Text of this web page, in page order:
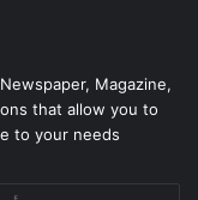
Magazine,
that allow you to
to your needs.